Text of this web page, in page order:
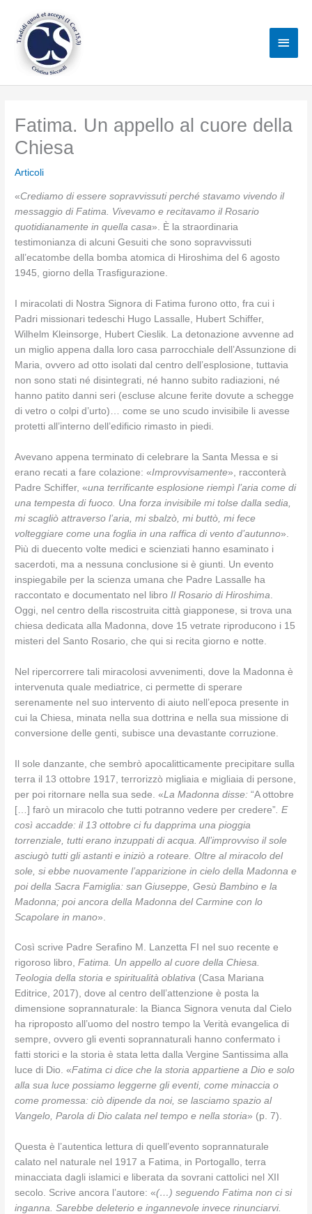
contenuto
Fatima. Un appello al cuore della
Chiesa
Articoli
«Crediamo di essere sopravvissuti perché stavamo vivendo il
messaggio di Fatima. Vivevamo e recitavamo il Rosario
quotidianamente in quella casa». È la straordinaria
testimonianza di alcuni Gesuiti che sono sopravvissuti
all’ecatombe della bomba atomica di Hiroshima del 6 agosto
1945, giorno della Trasfigurazione.
I miracolati di Nostra Signora di Fatima furono otto, fra cui i
Padri missionari tedeschi Hugo Lassalle, Hubert Schiffer,
Wilhelm Kleinsorge, Hubert Cieslik. La detonazione avvenne ad
un miglio appena dalla loro casa parrocchiale dell’Assunzione di
Maria, ovvero ad otto isolati dal centro dell’esplosione, tuttavia
non sono stati né disintegrati, né hanno subito radiazioni, né
hanno patito danni seri (escluse alcune ferite dovute a schegge
di vetro o colpi d’urto)… come se uno scudo invisibile li avesse
protetti all’interno dell’edificio rimasto in piedi.
Avevano appena terminato di celebrare la Santa Messa e si
erano recati a fare colazione: «Improvvisamente», racconterà
Padre Schiffer, «una terrificante esplosione riempì l’aria come di
una tempesta di fuoco. Una forza invisibile mi tolse dalla sedia,
mi scagliò attraverso l’aria, mi sbalzò, mi buttò, mi fece
volteggiare come una foglia in una raffica di vento d’autunno».
Più di duecento volte medici e scienziati hanno esaminato i
sacerdoti, ma a nessuna conclusione si è giunti. Un evento
inspiegabile per la scienza umana che Padre Lassalle ha
raccontato e documentato nel libro Il Rosario di Hiroshima
Oggi, nel centro della riscostruita città giapponese, si trova una
chiesa dedicata alla Madonna, dove 15 vetrate riproducono i 15
misteri del Santo Rosario, che qui si recita giorno e notte.
Nel ripercorrere tali miracolosi avvenimenti, dove la Madonna è
intervenuta quale mediatrice, ci permette di sperare
serenamente nel suo intervento di aiuto nell’epoca presente in
cui la Chiesa, minata nella sua dottrina e nella sua missione di
conversione delle genti, subisce una devastante corruzione.
Il sole danzante, che sembrò apocalitticamente precipitare sulla
terra il 13 ottobre 1917, terrorizzò migliaia e migliaia di persone,
per poi ritornare nella sua sede. «La Madonna disse:“A ottobre
[…] farò un miracolo che tutti potranno vedere per credere” . E
così accadde: il 13 ottobre ci fu dapprima una pioggia
torrenziale, tutti erano inzuppati di acqua. All’improvviso il sole
asciugò tutti gli astanti e iniziò a roteare. Oltre al miracolo del
sole, si ebbe nuovamente l’apparizione in cielo della Madonna e
poi della Sacra Famiglia: san Giuseppe, Gesù Bambino e la
Madonna; poi ancora della Madonna del Carmine con lo
Scapolare in mano».
Così scrive Padre Serafino M. Lanzetta FI nel suo recente e
rigoroso libro,Fatima. Un appello al cuore della Chiesa.
Teologia della storia e spiritualità oblativa (Casa Mariana
Editrice, 2017), dove al centro dell’attenzione è posta la
dimensione soprannaturale: la Bianca Signora venuta dal Cielo
ha riproposto all’uomo del nostro tempo la Verità evangelica di
sempre, ovvero gli eventi soprannaturali hanno confermato i
fatti storici e la storia è stata letta dalla Vergine Santissima alla
luce di Dio. «Fatima ci dice che la storia appartiene a Dio e solo
alla sua luce possiamo leggerne gli eventi, come minaccia o
come promessa: ciò dipende da noi, se lasciamo spazio al
Vangelo, Parola di Dio calata nel tempo e nella storia» (p. 7).
Questa è l’autentica lettura di quell’evento soprannaturale
calato nel naturale nel 1917 a Fatima, in Portogallo, terra
minacciata dagli islamici e liberata da sovrani cattolici nel XII
secolo. Scrive ancora l’autore: «(…) seguendo Fatima non ci si
inganna. Sarebbe deleterio e ingannevole invece rinunciarvi.